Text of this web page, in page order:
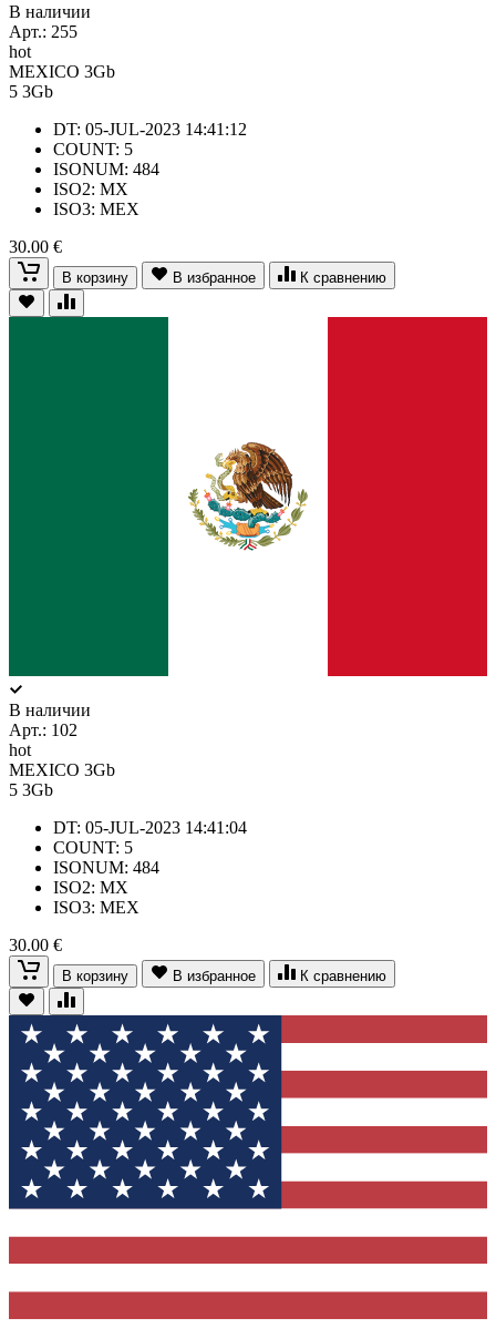
В наличии
Арт.: 255
hot
MEXICO 3Gb
5 3Gb
DT: 05-JUL-2023 14:41:12
COUNT: 5
ISONUM: 484
ISO2: MX
ISO3: MEX
30.00 €
В корзину В избранное К сравнению
В наличии
Арт.: 102
hot
MEXICO 3Gb
5 3Gb
DT: 05-JUL-2023 14:41:04
COUNT: 5
ISONUM: 484
ISO2: MX
ISO3: MEX
30.00 €
В корзину В избранное К сравнению